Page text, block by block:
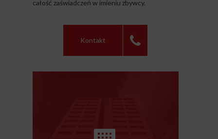
całość zaświadczeń w imieniu zbywcy.
Kontakt